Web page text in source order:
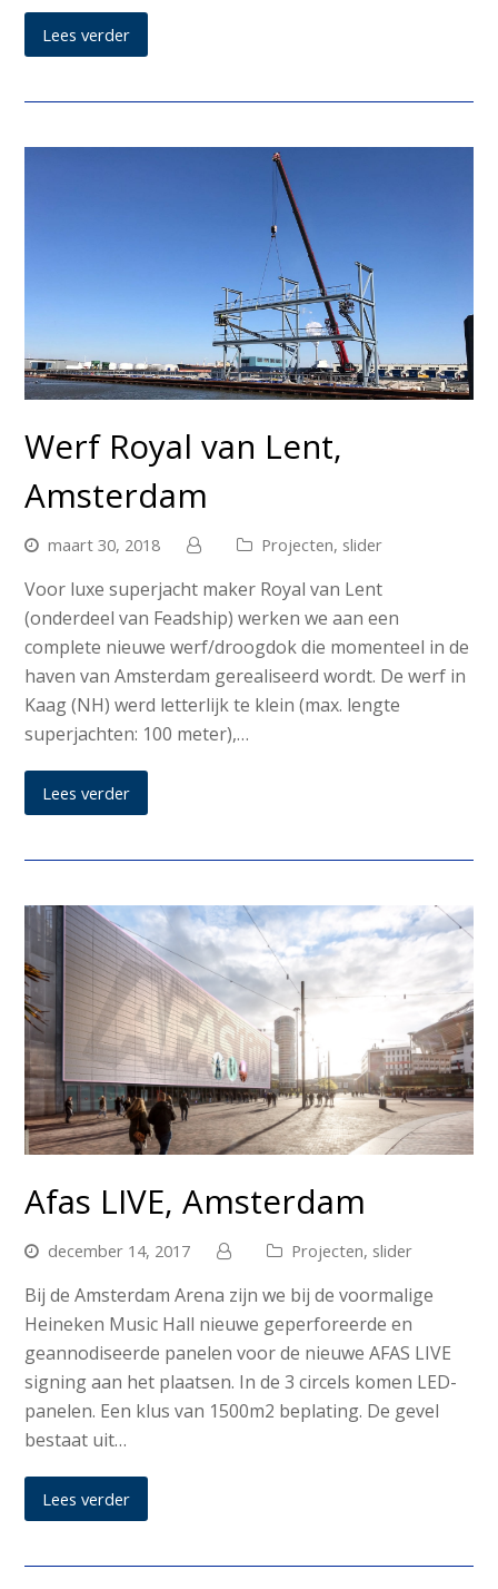
Lees verder
Werf Royal van Lent,
Amsterdam
maart 30, 2018 Projecten, slider
Voor luxe superjacht maker Royal van Lent
(onderdeel van Feadship) werken we aan een
complete nieuwe werf/droogdok die momenteel in de
haven van Amsterdam gerealiseerd wordt. De werf in
Kaag (NH) werd letterlijk te klein (max. lengte
superjachten: 100 meter),…
Lees verder
Afas LIVE, Amsterdam
december 14, 2017 Projecten, slider
Bij de Amsterdam Arena zijn we bij de voormalige
Heineken Music Hall nieuwe geperforeerde en
geannodiseerde panelen voor de nieuwe AFAS LIVE
signing aan het plaatsen. In de 3 circels komen LED-
panelen. Een klus van 1500m2 beplating. De gevel
bestaat uit…
Lees verder